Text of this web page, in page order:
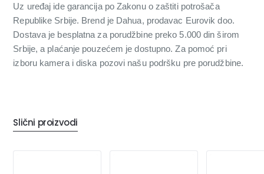
Uz uređaj ide garancija po Zakonu o zaštiti potrošača
Republike Srbije. Brend je Dahua, prodavac Eurovik doo.
Dostava je besplatna za porudžbine preko 5.000 din širom
Srbije, a plaćanje pouzećem je dostupno. Za pomoć pri
izboru kamera i diska pozovi našu podršku pre porudžbine.
Slični proizvodi